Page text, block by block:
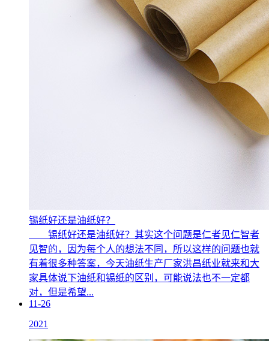
锡纸好还是油纸好？
锡纸好还是油纸好？其实这个问题是仁者见仁智者
见智的，因为每个人的想法不同，所以这样的问题也就
有着很多种答案，今天油纸生产厂家洪昌纸业就来和大
家具体说下油纸和锡纸的区别，可能说法也不一定都
对，但是希望...
11-26
2021